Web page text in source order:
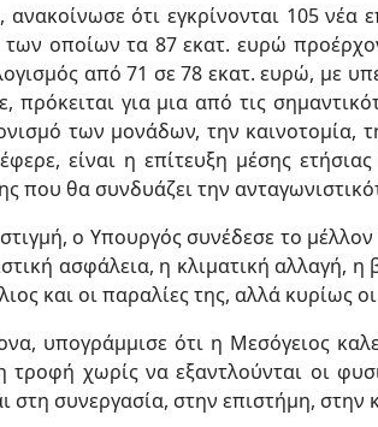
ανακοίνωσε ότι εγκρίνονται 105 νέα
οποίων τα 87 εκατ. ευρώ
από 71 σε 78 εκατ. ευρώ, με
πρόκειται για μια από τις
των μονάδων, την καινοτομία,
είναι η επίτευξη μέσης
που θα συνδυάζει την
ο Υπουργός συνέδεσε το
ασφάλεια, η κλιματική αλλαγή,
και οι παραλίες της, αλλά κυρίως
υπογράμμισε ότι η Μεσόγειος
τροφή χωρίς να εξαντλούνται οι
στη συνεργασία, στην επιστήμη,